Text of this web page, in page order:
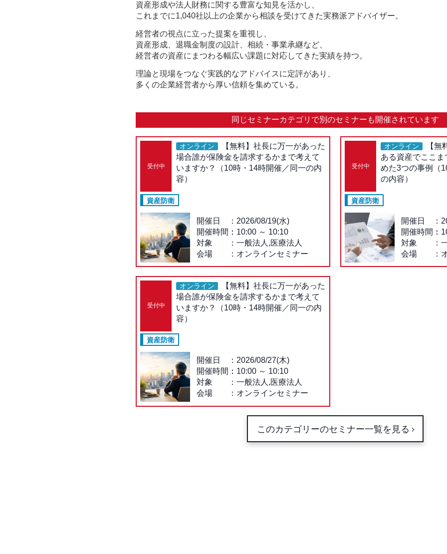
資産形成や法人財務に関する豊富な知見を活かし、
これまでに1,040社以上の企業から相談を受けてきた実務派アドバイザー。
経営者の視点に立った提案を重視し、
資産形成、退職金制度の設計、相続・事業承継など、
経営者の資産にまつわる幅広い課題に対応してきた実績を持つ。
理論と現場をつなぐ実践的なアドバイスに定評があり、
多くの企業経営者から厚い信頼を集めている。
同じセミナーカテゴリで別のセミナーも開催されています
受付中
オンライン
【無料】社長に万一があった
場合誰が保険金を請求するかまで考えて
いますか？（10時・14時開催／同一の内
容）
資産防衛
開催日
2026/08/19(水)
開催時間： 10:00 ～ 10:10
対象
一般法人,医療法人
会場
オンラインセミナー
受付中
オンライン
【無
ある資産でここ
めた3つの事例（
の内容）
資産防衛
開催日
開催時間：
対象
会場
受付中
オンライン
【無料】社長に万一があった
場合誰が保険金を請求するかまで考えて
いますか？（10時・14時開催／同一の内
容）
資産防衛
開催日
2026/08/27(木)
開催時間： 10:00 ～ 10:10
対象
一般法人,医療法人
会場
オンラインセミナー
このカテゴリーのセミナー一覧を見る